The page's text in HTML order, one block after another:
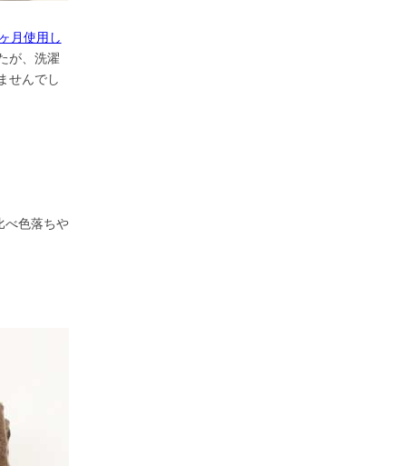
月使用し
が、洗濯
せんでし
べ色落ちや